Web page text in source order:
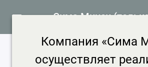
Сима Минск
Принадлежности для
Компания «Сима
осуществляет